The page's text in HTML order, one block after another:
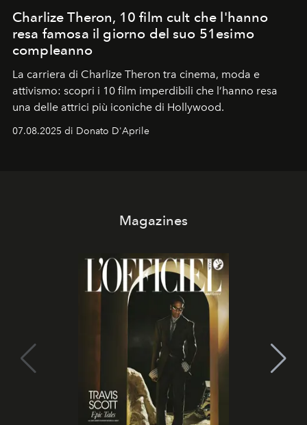
Charlize Theron, 10 film cult che l'hanno
resa famosa il giorno del suo 51esimo
compleanno
La carriera di Charlize Theron tra cinema, moda e
attivismo: scopri i 10 film imperdibili che l’hanno resa
una delle attrici più iconiche di Hollywood.
07.08.2025 di Donato D'Aprile
Magazines